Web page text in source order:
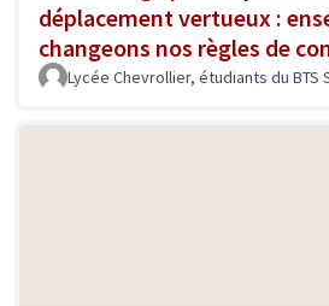
déplacement vertueux :
changeons nos règles de
Lycée Chevrollier, étudiants du BTS